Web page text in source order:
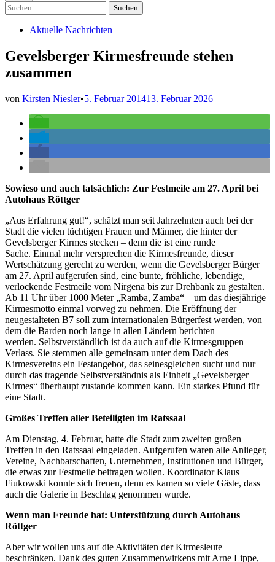
Suchen
nach:
Veröffentlicht
Aktuelle Nachrichten
Gevelsberger Kirmesfreunde stehen
zusammen
von Kirsten Niesler•5. Februar 201413. Februar 2026
Sowieso und auch tatsächlich: Zur Festmeile am 27. April bei
Autohaus Röttger
„Aus Erfahrung gut!“, schätzt man seit Jahrzehnten auch bei der
Stadt die vielen tüchtigen Frauen und Männer, die hinter der
Gevelsberger Kirmes stecken – denn die ist eine runde
Sache. Einmal mehr versprechen die Kirmesfreunde, dieser
Wertschätzung gerecht zu werden, wenn die Gevelsberger Bürger
am 27. April aufgerufen sind, eine bunte, fröhliche, lebendige,
verlockende Festmeile vom Nirgena bis zur Drehbank zu gestalten.
Ab 11 Uhr über 1000 Meter „Ramba, Zamba“ – um das diesjährige
Kirmesmotto einmal vorweg zu nehmen. Die Eröffnung der
neugestalteten B7 soll zum internationalen Bürgerfest werden, von
dem die Barden noch lange in allen Ländern berichten
werden. Selbstverständlich ist da auch auf die Kirmesgruppen
Verlass. Sie stemmen alle gemeinsam unter dem Dach des
Kirmesvereins ein Festangebot, das seinesgleichen sucht und nur
durch das tragende Selbstverständnis als Einheit „Gevelsberger
Kirmes“ überhaupt zustande kommen kann. Ein starkes Pfund für
eine Stadt.
Großes Treffen aller Beteiligten im Ratssaal
Am Dienstag, 4. Februar, hatte die Stadt zum zweiten großen
Treffen in den Ratssaal eingeladen. Aufgerufen waren alle Anlieger,
Vereine, Nachbarschaften, Unternehmen, Institutionen und Bürger,
die etwas zur Festmeile beitragen wollen. Koordinator Klaus
Fiukowski konnte sich freuen, denn es kamen so viele Gäste, dass
auch die Galerie in Beschlag genommen wurde.
Wenn man Freunde hat: Unterstützung durch Autohaus
Röttger
Aber wir wollen uns auf die Aktivitäten der Kirmesleute
beschränken. Dank des guten Zusammenwirkens mit Arne Lippe,